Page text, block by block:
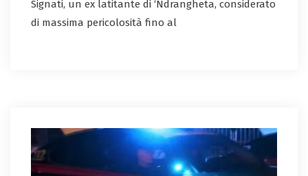
Signati, un ex latitante di ‘Ndrangheta, considerato
di massima pericolosità fino al